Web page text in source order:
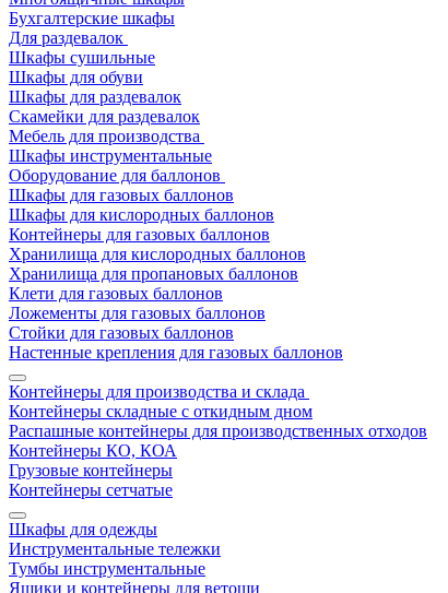
Бухгалтерские шкафы
Для раздевалок
Шкафы сушильные
Шкафы для обуви
Шкафы для раздевалок
Скамейки для раздевалок
Мебель для производства
Шкафы инструментальные
Оборудование для баллонов
Шкафы для газовых баллонов
Шкафы для кислородных баллонов
Контейнеры для газовых баллонов
Хранилища для кислородных баллонов
Хранилища для пропановых баллонов
Клети для газовых баллонов
Ложементы для газовых баллонов
Стойки для газовых баллонов
Настенные крепления для газовых баллонов
Контейнеры для производства и склада
Контейнеры складные с откидным дном
Распашные контейнеры для производственных отходов
Контейнеры КО, КОА
Грузовые контейнеры
Контейнеры сетчатые
Шкафы для одежды
Инструментальные тележки
Тумбы инструментальные
Ящики и контейнеры для ветоши